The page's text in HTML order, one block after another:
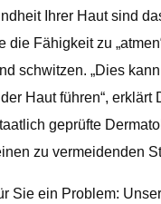
Ihrer Haut sind
die Fähigkeit zu
schwitzen. „Dies
Haut führen“, erklärt
geprüfte
zu vermeidenden
Sie ein Problem: